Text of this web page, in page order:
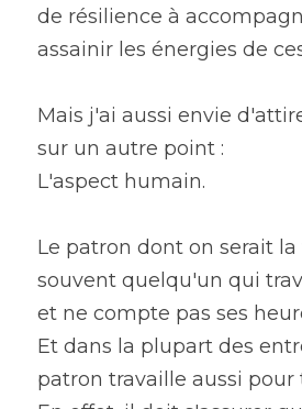
de résilience à
assainir les énergies de
Mais j'ai aussi envie
sur un autre point :
L'aspect humain.
Le patron dont on serait
souvent quelqu'un qui
et ne compte pas ses
Et dans la plupart des
patron travaille aussi pour